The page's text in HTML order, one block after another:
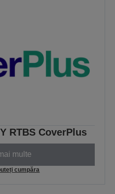
RTBS CoverPlus
multe
cumpăra